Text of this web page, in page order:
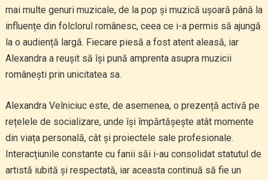
mai multe genuri muzicale, de la pop și muzică ușoară până la
influențe din folclorul românesc, ceea ce i-a permis să ajungă
la o audiență largă. Fiecare piesă a fost atent aleasă, iar
Alexandra a reușit să își pună amprenta asupra muzicii
românești prin unicitatea sa.
Alexandra Velniciuc este, de asemenea, o prezență activă pe
rețelele de socializare, unde își împărtășește atât momente
din viața personală, cât și proiectele sale profesionale.
Interacțiunile constante cu fanii săi i-au consolidat statutul de
artistă iubită și respectată, iar aceasta continuă să fie un